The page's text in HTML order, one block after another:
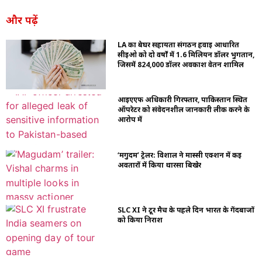
और पढ़ें
LA का बेघर सहायता संगठन हवाई आधारित
सीईओ को दो वर्षों में 1.6 मिलियन डॉलर भुगतान,
जिसमें 824,000 डॉलर अवकाश वेतन शामिल
आईएएफ अधिकारी गिरफ्तार, पाकिस्तान स्थित
ऑपरेटर को संवेदनशील जानकारी लीक करने के
आरोप में
‘मगुदम’ ट्रेलर: विशाल ने मास्सी एक्शन में कई
अवतारों में किया थारसा बिखेर
SLC XI ने टूर मैच के पहले दिन भारत के गेंदबाजों
को किया निराश